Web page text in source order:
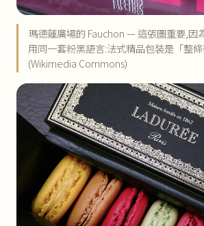
瑪德蓮廣場的 Fauchon — 這張圖重要,因
用同一套粉黑語言:法式精品包裝是「整
(Wikimedia Commons)